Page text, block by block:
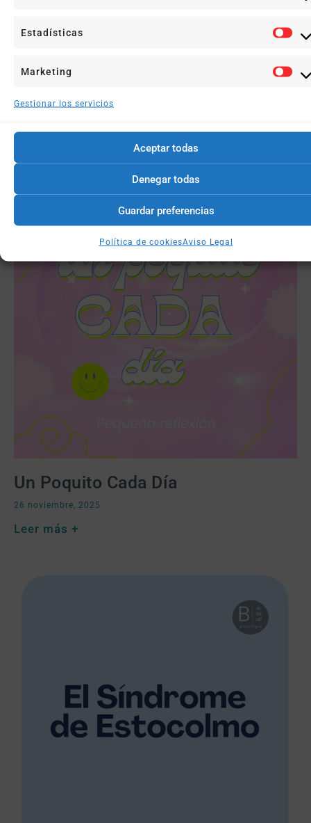
Estadísticas
Marketing
Gestionar los servicios
Aceptar todas
Denegar todas
Guardar preferencias
Política de cookiesAviso Legal
ANTERIOR SIGUIENTE
Noticias relacionadas
Un Poquito Cada Día
26 noviembre, 2025
Leer más +